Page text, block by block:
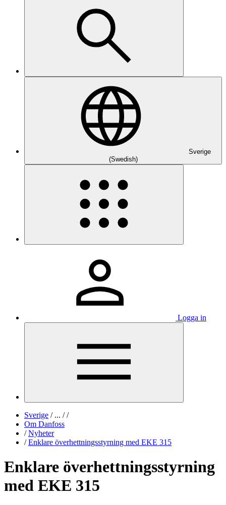
Sverige
(Swedish)
Logga in
Sverige /... / /
Om Danfoss
/ Nyheter
/ Enklare överhettningsstyrning med EKE 315
Enklare överhettningsstyrning
med EKE 315